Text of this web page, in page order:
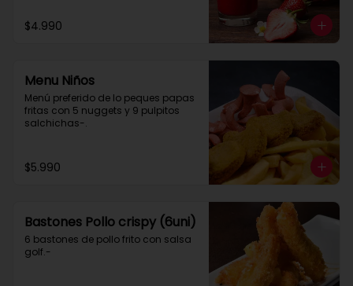
$4.990
Menu Niños
Menú preferido de lo peques papas
fritas con 5 nuggets y 9 pulpitos
salchichas-.
$5.990
Bastones Pollo crispy (6uni)
6 bastones de pollo frito con salsa
golf.-